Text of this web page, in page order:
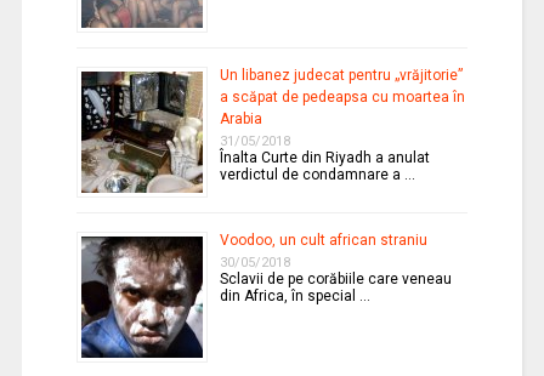
Un libanez judecat pentru „vrăjitorie”
a scăpat de pedeapsa cu moartea în
Arabia
31/05/2018
Înalta Curte din Riyadh a anulat
verdictul de condamnare a …
Voodoo, un cult african straniu
30/05/2018
Sclavii de pe corăbiile care veneau
din Africa, în special …